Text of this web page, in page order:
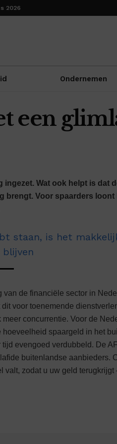
2026
Ondernemen
een
ingezet. Wat ook helpt is dat
Voor spaarders loont
van de financiële sector in
voor toenemende
concurrentie. Voor de
spaargeld in het
evengoed verdubbeld. De
buitenlandse aanbieders.
zodat u uw geld terugkrijgt